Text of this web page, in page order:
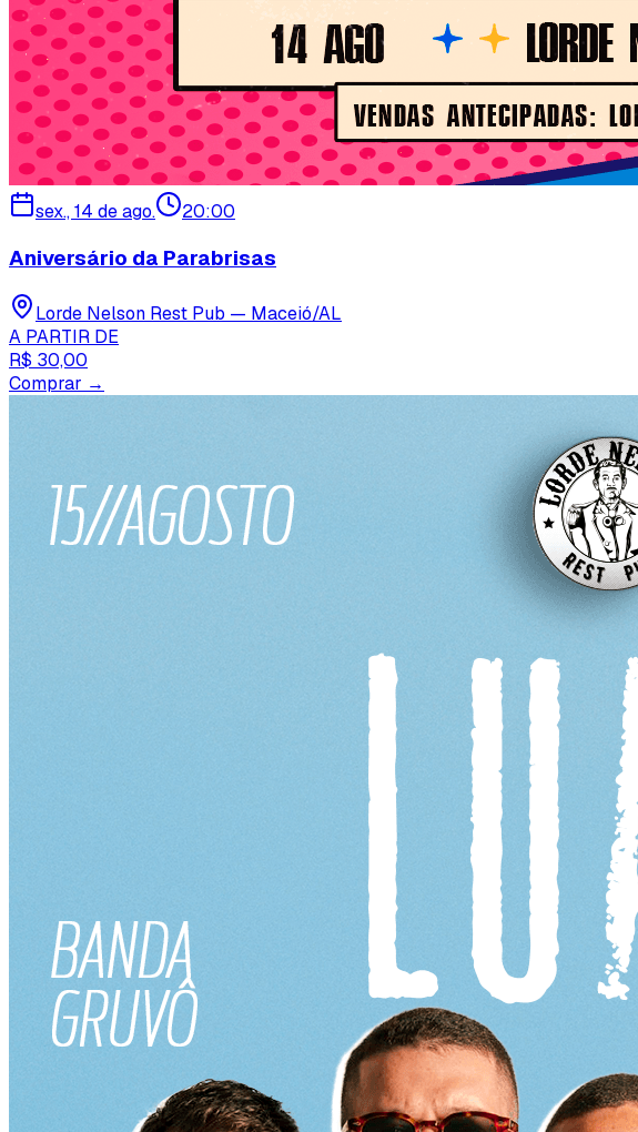
sex., 14 de ago. 20:00
Aniversário da Parabrisas
Lorde Nelson Rest Pub — Maceió/AL
A PARTIR DE
R$ 30,00
Comprar →